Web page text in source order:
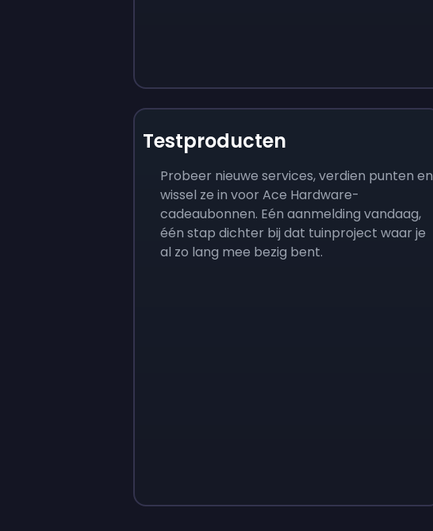
Testproducten
Probeer nieuwe services, verdien punten en
wissel ze in voor Ace Hardware-
cadeaubonnen. Eén aanmelding vandaag,
één stap dichter bij dat tuinproject waar je
al zo lang mee bezig bent.